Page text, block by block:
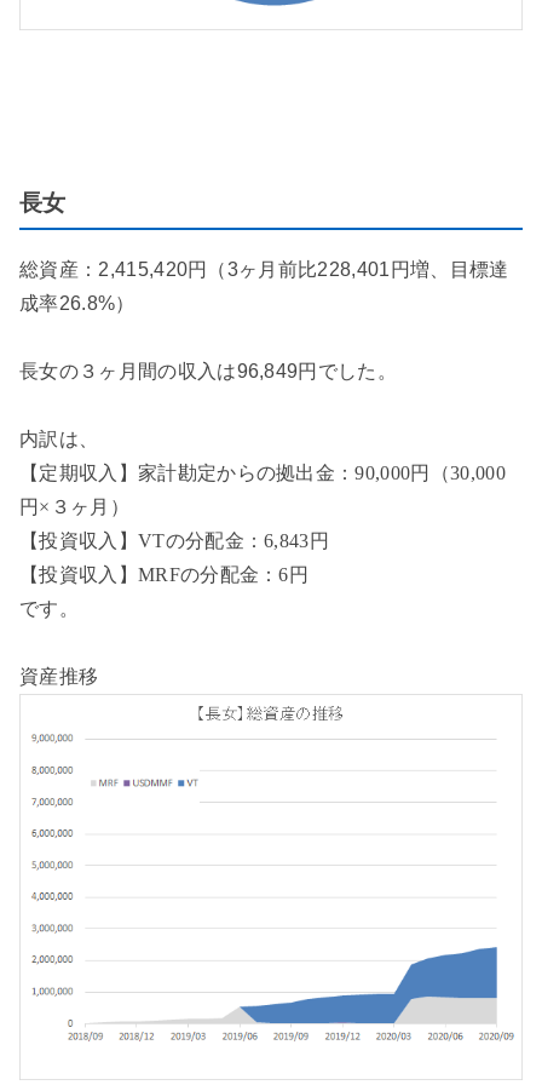
長女
総資産：2,415,420円（3ヶ月前比228,401円増、目標達
成率26.8%）
長女の３ヶ月間の収入は96,849円でした。
内訳は、
【定期収入】家計勘定からの拠出金：90,000円（30,000
円×３ヶ月）
【投資収入】VTの分配金：6,843円
【投資収入】MRFの分配金：6円
です。
資産推移